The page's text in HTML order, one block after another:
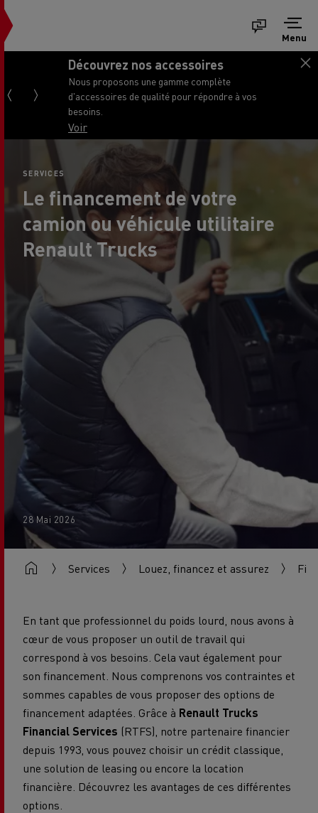
Menu
Découvrez nos accessoires
Nous proposons une gamme complète
d'accessoires de qualité pour répondre à vos
besoins.
Voir
SERVICES
Le financement de votre
camion ou véhicule utilitaire
Renault Trucks
28 Mai 2026
Services Louez, financez et assurez
En tant que professionnel du poids lourd, nous avons à
cœur de vous proposer un outil de travail qui
correspond à vos besoins. Cela vaut également pour
son financement. Nous comprenons vos contraintes et
sommes capables de vous proposer des options de
financement adaptées. Grâce à Renault Trucks
Financial Services (RTFS), notre partenaire financier
depuis 1993, vous pouvez choisir un crédit classique,
une solution de leasing ou encore la location
financière. Découvrez les avantages de ces différentes
options.